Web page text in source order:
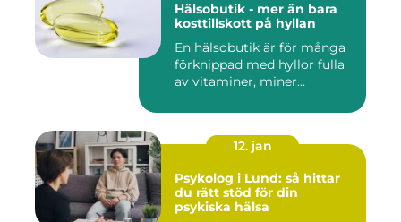
Hälsobutik - mer än bara
kosttillskott på hyllan
En hälsobutik är för många
förknippad med hyllor fulla
av vitaminer, miner...
12. jan
Psykolog i Lund: så hittar
du rätt stöd för din
psykiska hälsa